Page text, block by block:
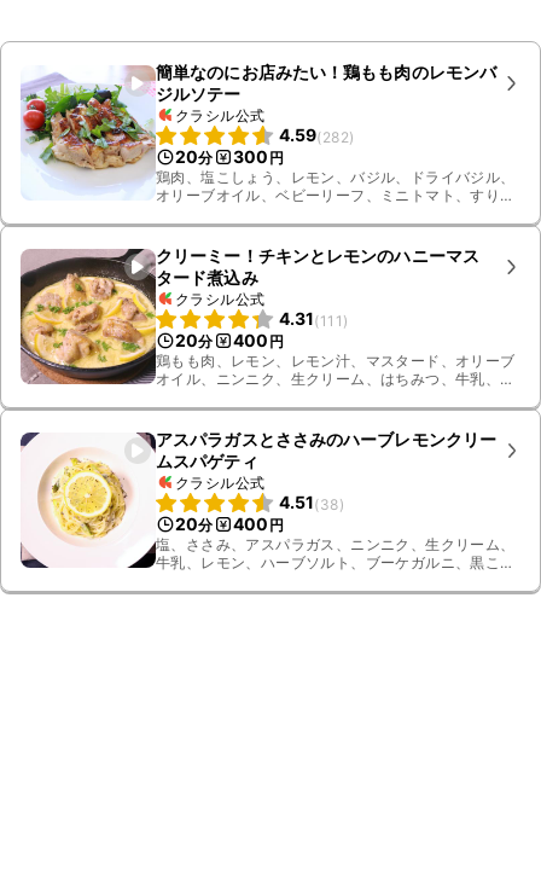
簡単なのにお店みたい！鶏もも肉のレモンバ
ジルソテー
クラシル公式
4.59(282)
20分 300 円
鶏肉、塩こしょう、レモン、バジル、ドライバジル、
オリーブオイル、ベビーリーフ、ミニトマト、すりお
クリーミー！チキンとレモンのハニーマス
タード煮込み
クラシル公式
4.31(111 )
20分 400 円
鶏もも肉、レモン、レモン汁、マスタード、オリーブ
オイル、ニンニク、生クリーム、はちみつ、牛乳、黒
アスパラガスとささみのハーブレモンクリー
ムスパゲティ
クラシル公式
4.51(38)
20分 400 円
塩、ささみ、アスパラガス、ニンニク、生クリーム、
牛乳、レモン、ハーブソルト、ブーケガルニ、黒こ